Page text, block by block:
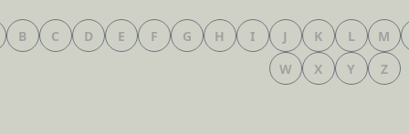
B C D E F G H I J K L M
W
X Y Z